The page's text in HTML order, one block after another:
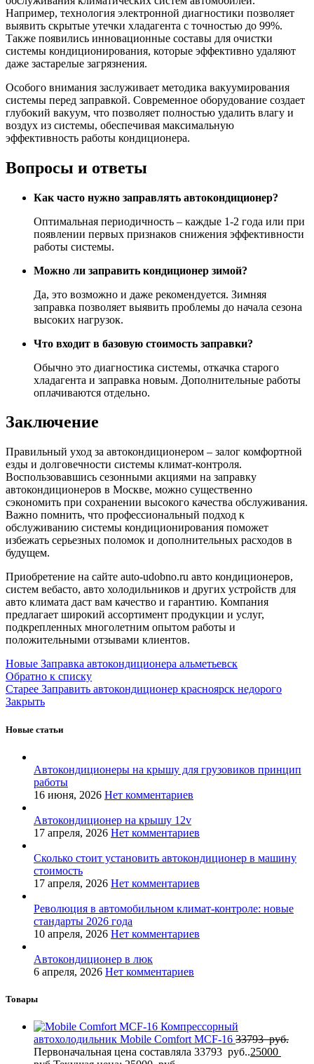
Например, технология электронной диагностики позволяет
выявить скрытые утечки хладагента с точностью до 99%.
Также появились инновационные составы для очистки
системы кондиционирования, которые эффективно удаляют
даже застарелые загрязнения.
Особого внимания заслуживает методика вакуумирования
системы перед заправкой. Современное оборудование создает
глубокий вакуум, что позволяет полностью удалить влагу и
воздух из системы, обеспечивая максимальную
эффективность работы кондиционера.
Вопросы и ответы
Как часто нужно заправлять автокондиционер?
Оптимальная периодичность – каждые 1-2 года или при
появлении первых признаков снижения эффективности
работы системы.
Можно ли заправить кондиционер зимой?
Да, это возможно и даже рекомендуется. Зимняя
заправка позволяет выявить проблемы до начала сезона
высоких нагрузок.
Что входит в базовую стоимость заправки?
Обычно это диагностика системы, откачка старого
хладагента и заправка новым. Дополнительные работы
оплачиваются отдельно.
Заключение
Правильный уход за автокондиционером – залог комфортной
езды и долговечности системы климат-контроля.
Воспользовавшись сезонными акциями на заправку
автокондиционеров в Москве, можно существенно
сэкономить при сохранении высокого качества обслуживания.
Важно помнить, что профессиональный подход к
обслуживанию системы кондиционирования поможет
избежать серьезных поломок и дополнительных расходов в
будущем.
Приобретение на сайте auto-udobno.ru авто кондиционеров,
систем вебасто, авто холодильников и других устройств для
авто климата даст вам качество и гарантию. Компания
предлагает широкий ассортимент продукции и услуг,
подкрепленных многолетним опытом работы и
положительными отзывами клиентов.
Новые Заправка автокондиционера альметьевск
Обратно к списку
Старее Заправить автокондиционер красноярск недорого
Закрыть
Новые статьи
Автокондиционеры на крышу для грузовиков принцип
работы
16 июня, 2026 Нет комментариев
Автокондиционер на крышу 12v
17 апреля, 2026 Нет комментариев
Сколько стоит установить автокондиционер в машину
стоимость
17 апреля, 2026 Нет комментариев
Революция в автомобильном климат-контроле: новые
стандарты 2026 года
10 апреля, 2026 Нет комментариев
Автокондиционер в люк
6 апреля, 2026 Нет комментариев
Товары
Компрессорный
автохолодильник Mobile Comfort MCF-16 33793руб.
Первоначальная цена составляла 33793 руб..25000